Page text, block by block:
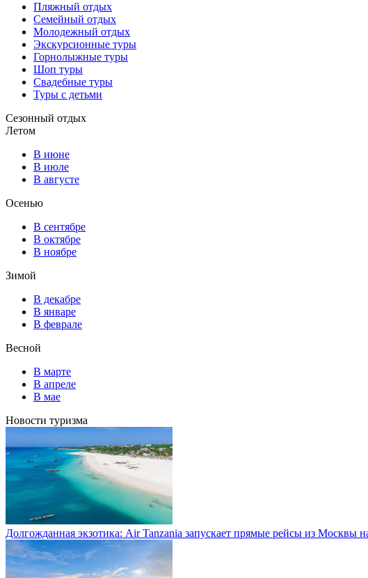
Пляжный отдых
Семейный отдых
Молодежный отдых
Экскурсионные туры
Горнолыжные туры
Шоп туры
Свадебные туры
Туры с детьми
Сезонный отдых
Летом
В июне
В июле
В августе
Осенью
В сентябре
В октябре
В ноябре
Зимой
В декабре
В январе
В феврале
Весной
В марте
В апреле
В мае
Новости туризма
Долгожданная экзотика: Air Tanzania запускает прямые рейсы из Москвы